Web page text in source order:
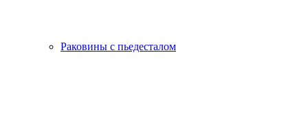
Раковины с пьедесталом